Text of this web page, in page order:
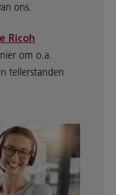
ons.
Ricoh
om o.a.
tellerstanden